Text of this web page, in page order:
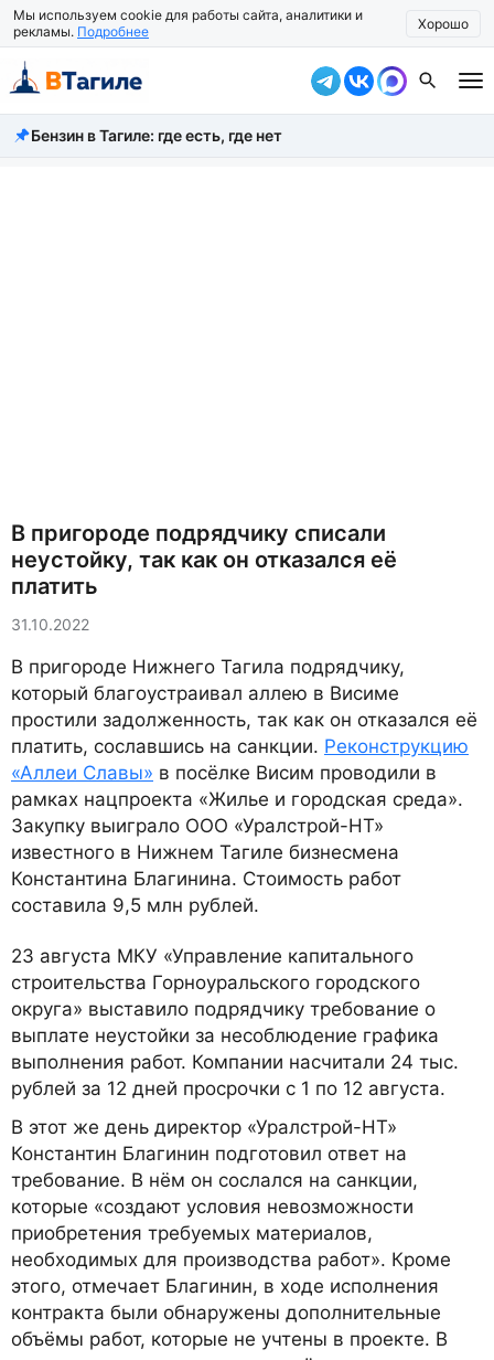
Мы используем cookie для работы сайта, аналитики и
рекламы. Подробнее Хорошо
Все новости
Бензин в Тагиле: где есть, где нет
В пригороде подрядчику списали
неустойку, так как он отказался её
платить
31.10.2022
В пригороде Нижнего Тагила подрядчику,
который благоустраивал аллею в Висиме
простили задолженность, так как он отказался её
платить, сославшись на санкции. Реконструкцию
«Аллеи Славы» в посёлке Висим проводили в
рамках нацпроекта «Жилье и городская среда».
Закупку выиграло ООО «Уралстрой-НТ»
известного в Нижнем Тагиле бизнесмена
Константина Благинина. Стоимость работ
составила 9,5 млн рублей.
23 августа МКУ «Управление капитального
строительства Горноуральского городского
округа» выставило подрядчику требование о
выплате неустойки за несоблюдение графика
выполнения работ. Компании насчитали 24 тыс.
рублей за 12 дней просрочки с 1 по 12 августа.
В этот же день директор «Уралстрой-НТ»
Константин Благинин подготовил ответ на
требование. В нём он сослался на санкции,
которые «создают условия невозможности
приобретения требуемых материалов,
необходимых для производства работ». Кроме
этого, отмечает Благинин, в ходе исполнения
контракта были обнаружены дополнительные
объёмы работ, которые не учтены в проекте. В